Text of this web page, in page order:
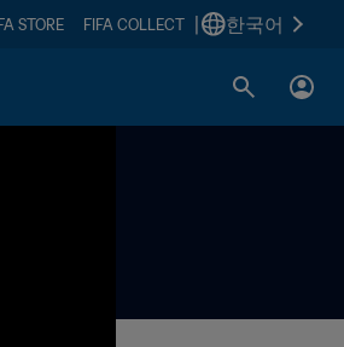
STORE FIFA COLLECT 한국어